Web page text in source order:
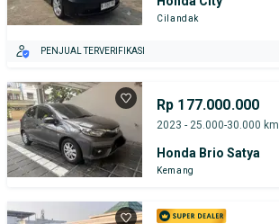
Cilandak
PENJUAL TERVERIFIKASI
Rp 177.000.000
2023 - 25.000-30.000 km
Honda Brio Satya
Kemang